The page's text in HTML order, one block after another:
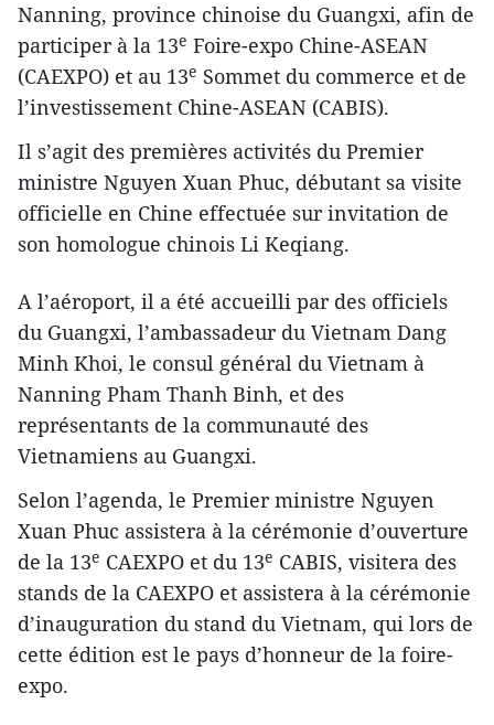
Nanning, province chinoise du Guangxi, afin de
participer à la 13e Foire-expo Chine-ASEAN
(CAEXPO) et au 13e Sommet du commerce et de
l’investissement Chine-ASEAN (CABIS).
Il s’agit des premières activités du Premier
ministre Nguyen Xuan Phuc, débutant sa visite
officielle en Chine effectuée sur invitation de
son homologue chinois Li Keqiang.
A l’aéroport, il a été accueilli par des officiels ​
du Guangxi, l’ambassadeur du Vietnam Dang
Minh Khoi, le consul général du Vietnam à
Nanning Pham Thanh Binh, et des
représentants de la communauté des
Vietnamiens au Guangxi.
Selon l’agenda, le Premier ministre Nguyen
Xuan Phuc assistera à la cérémonie d’ouverture
de la 13e CAEXPO et du 13e CABIS, visitera des
stands de la CAEXPO et assistera à la cérémonie
d’inauguration du stand du Vietnam, qui lors de
cette édition est le pays d’honneur de la foire-
expo.